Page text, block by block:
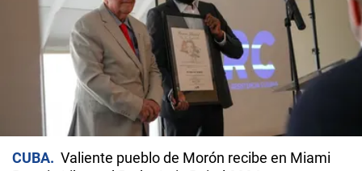
CUBA
Valiente pueblo de Morón recibe en Miami